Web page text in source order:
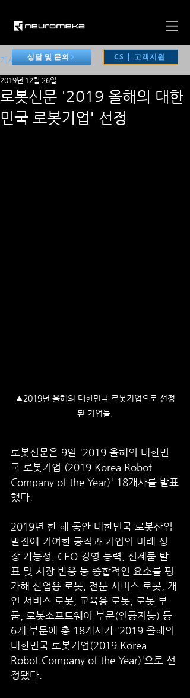
상담 및 문의 CS | 고객지원
게시물
로봇신문 '2019 올해의 대한
민국 로봇기업' 선정
2019년 12월 26일
▲2019년 올해의 대한민국 로봇기업으로 선정
된 기업들.
로봇신문은 9일 '2019 올해의 대한민
국 로봇기업 (2019 Korea Robot
Company of the Year)' 18개사를 발표
했다.
2019년 한 해 동안 대한민국 로봇산업
발전에 기여한 공적과 기업의 미래 성
장 가능성, CEO 경영 능력, 신제품 발
표 및 시장 반응 등 종합적인 요소를 평
가해 산업용 로봇, 전문 서비스 로봇, 개
인 서비스 로봇, 교육용 로봇, 로봇 부
품, 로봇소프트웨어 부문(인공지능) 등
6개 부문에 총 18개사가 '2019 올해의
대한민국 로봇기업(2019 Korea
Robot Company of the Year)'으로 선
정됐다.